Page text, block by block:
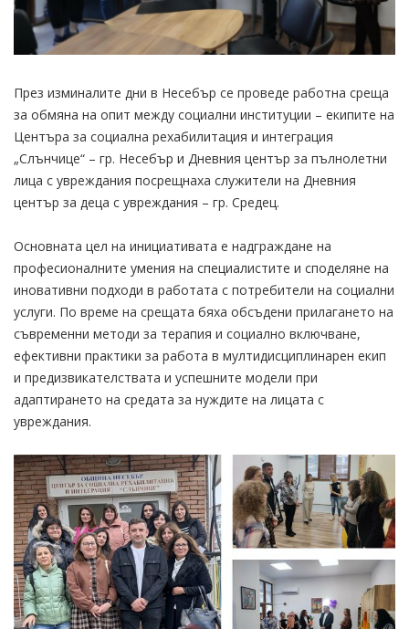
През изминалите дни в Несебър се проведе работна среща
за обмяна на опит между социални институции – екипите на
Центъра за социална рехабилитация и интеграция
„Слънчице“ – гр. Несебър и Дневния център за пълнолетни
лица с увреждания посрещнаха служители на Дневния
център за деца с увреждания – гр. Средец.
Основната цел на инициативата е надграждане на
професионалните умения на специалистите и споделяне на
иновативни подходи в работата с потребители на социални
услуги. По време на срещата бяха обсъдени прилагането на
съвременни методи за терапия и социално включване,
ефективни практики за работа в мултидисциплинарен екип
и предизвикателствата и успешните модели при
адаптирането на средата за нуждите на лицата с
увреждания.